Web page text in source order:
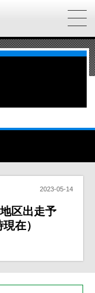
2023-05-14
区出走予
在）